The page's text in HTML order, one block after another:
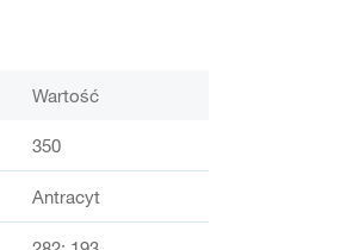
Wartość
350
Antracyt